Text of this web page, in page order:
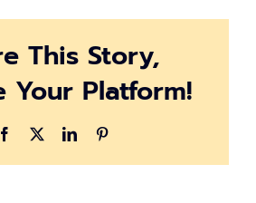
This Story,
Your Platform!
Facebook LinkedIn